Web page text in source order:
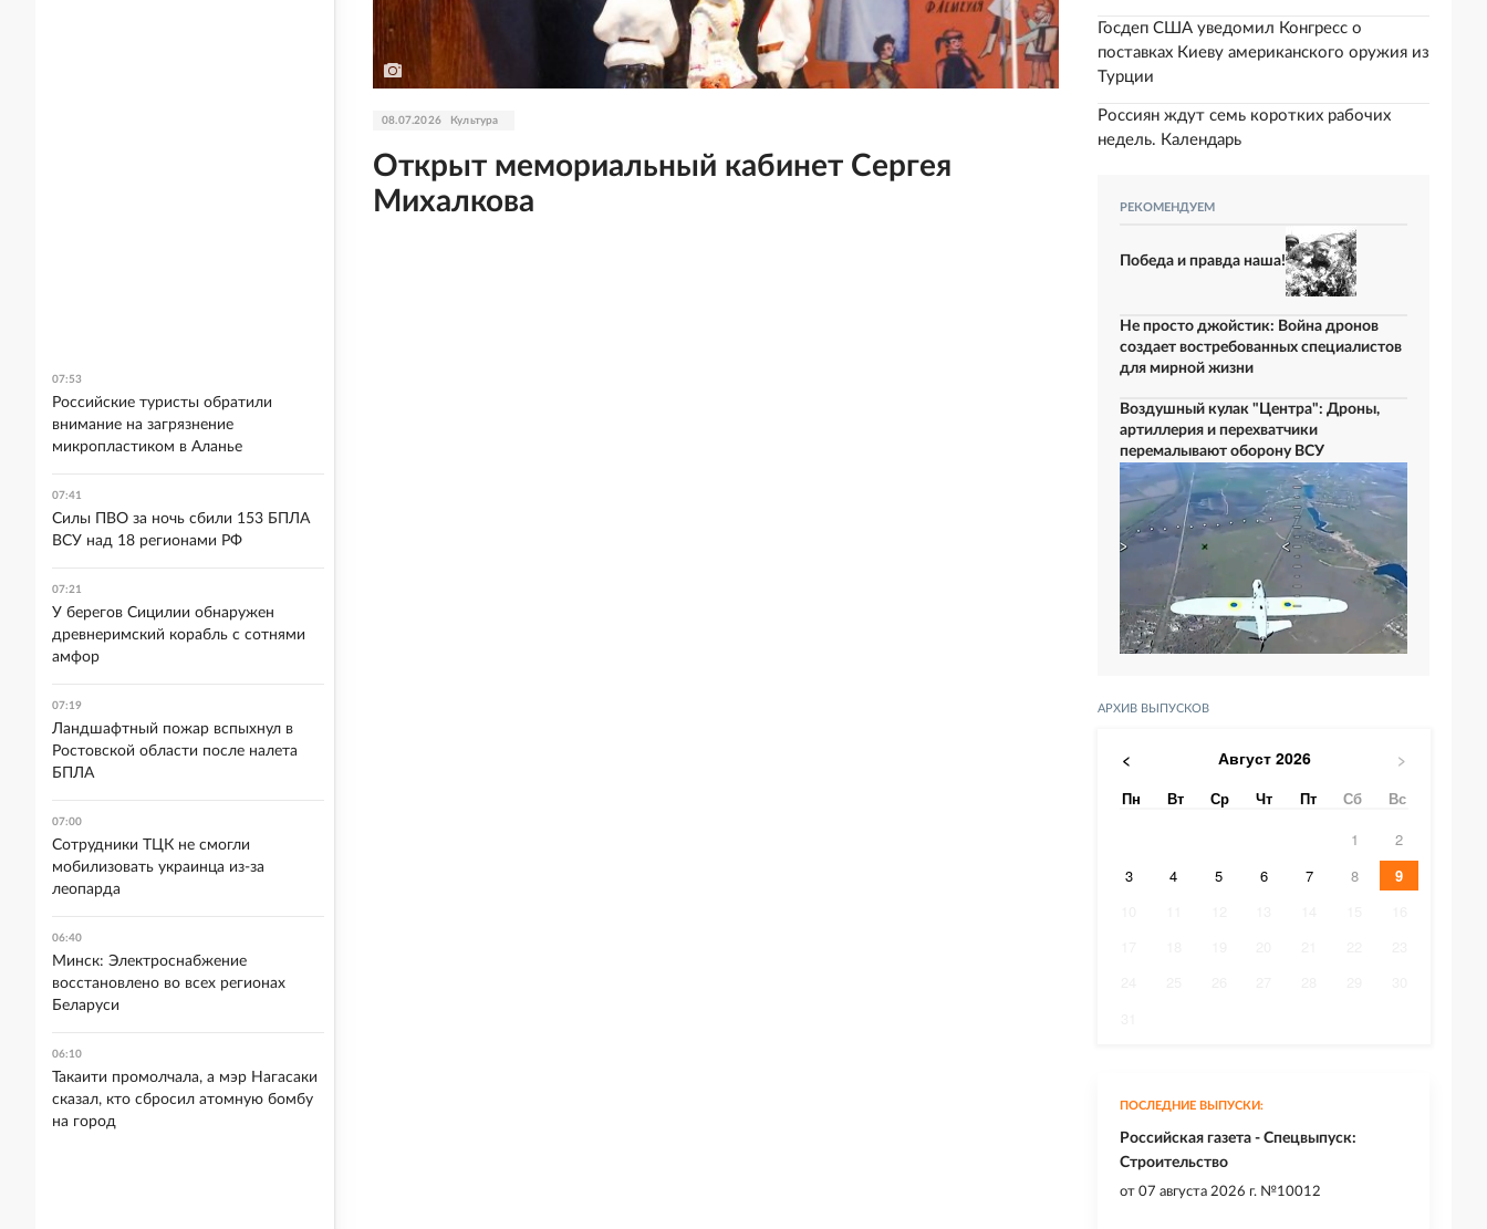
08.07.2026 Культура
Открыт мемориальный кабинет Сергея
Михалкова
Госдеп США уведомил Конгресс о
поставках Киеву американского оружия из
Турции
Россиян ждут семь коротких рабочих
недель. Календарь
РЕКОМЕНДУЕМ
Победа и правда наша!
Не просто джойстик: Война дронов
создает востребованных специалистов
для мирной жизни
Воздушный кулак "Центра": Дроны,
артиллерия и перехватчики
перемалывают оборону ВСУ
АРХИВ ВЫПУСКОВ
< Август 2026 >
Пн Вт Ср Чт Пт Сб
Вс
1
2
3
4 5 6 7 8
9
ПОСЛЕДНИЕ ВЫПУСКИ:
Российская газета - Спецвыпуск:
Строительство
от 07 августа 2026 г. №10012
07:53
Российские туристы обратили
внимание на загрязнение
микропластиком в Аланье
07:41
Силы ПВО за ночь сбили 153 БПЛА
ВСУ над 18 регионами РФ
07:21
У берегов Сицилии обнаружен
древнеримский корабль с сотнями
амфор
07:19
Ландшафтный пожар вспыхнул в
Ростовской области после налета
БПЛА
07:00
Сотрудники ТЦК не смогли
мобилизовать украинца из-за
леопарда
06:40
Минск: Электроснабжение
восстановлено во всех регионах
Беларуси
06:10
Такаити промолчала, а мэр Нагасаки
сказал, кто сбросил атомную бомбу
на город